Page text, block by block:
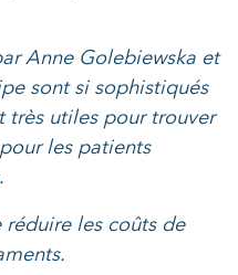
Anne Golebiewska et
sont si sophistiqués
utiles pour trouver
les patients
les coûts de